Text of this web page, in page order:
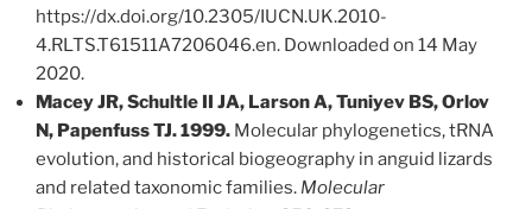
https://dx.doi.org/10.2305/IUCN.UK.2010-
4.RLTS.T61511A7206046.en. Downloaded on 14 May
2020.
Macey JR, Schultle II JA, Larson A, Tuniyev BS, Orlov
N, Papenfuss TJ. 1999. Molecular phylogenetics, tRNA
evolution, and historical biogeography in anguid lizards
and related taxonomic families. Molecular